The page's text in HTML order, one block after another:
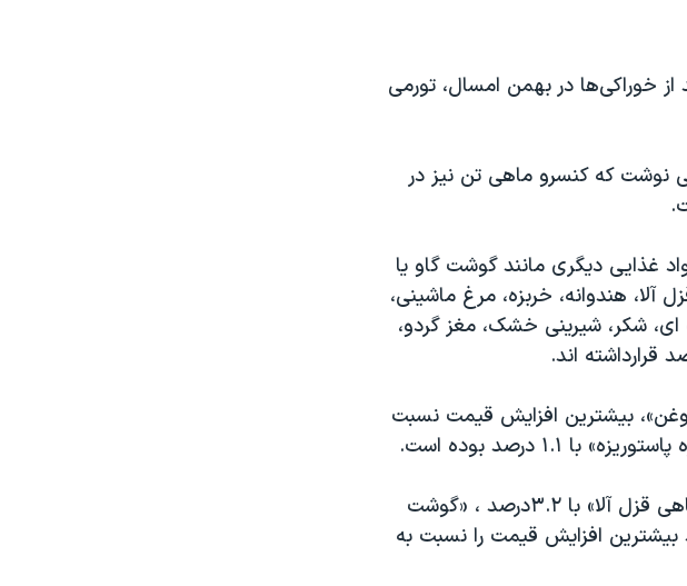
منتشر شده نشان می‌دهد که ۳۸ درصد از خوراکی‌ها در بهمن امسال، تورمی
نوشت که کنسرو ماهی تن نیز در
غذایی دیگری مانند گوشت گاو یا
هندوانه، خربزه، مرغ ماشینی،
شکر، شیرینی خشک، مغز گردو،
بیشترین افزایش قیمت نسبت
در گروه گوشت قرمز، سفید و فرآورده‌های آن‌ها، نیز «ماهی قزل آلا» با ۳.۲درصد ، «گوشت
درصد بیشترین افزایش قیمت را نسبت به